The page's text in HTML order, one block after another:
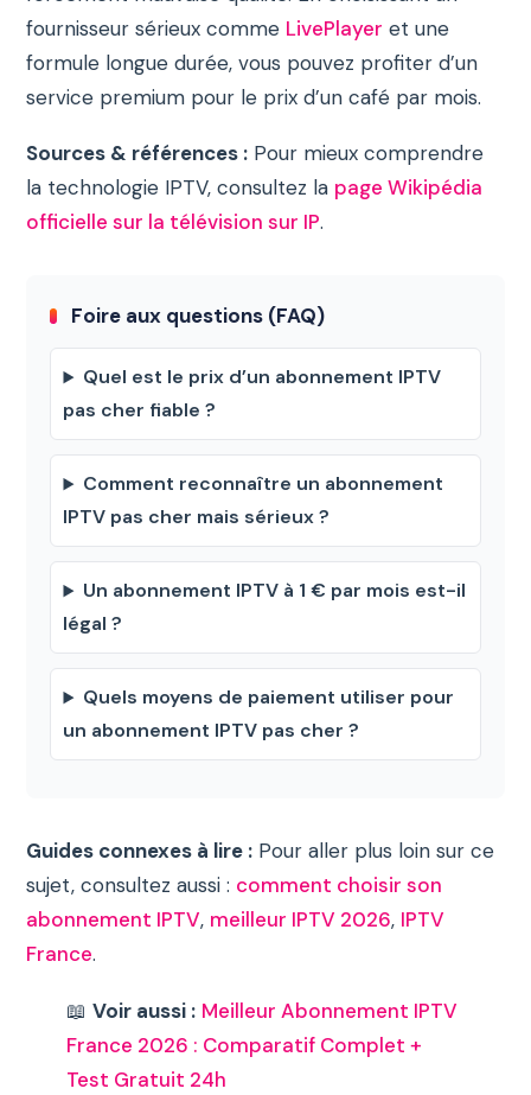
fournisseur sérieux comme LivePlayer et une
formule longue durée, vous pouvez profiter d’un
service premium pour le prix d’un café par mois.
Sources & références : Pour mieux comprendre
la technologie IPTV, consultez la page Wikipédia
officielle sur la télévision sur IP.
Foire aux questions (FAQ)
Quel est le prix d’un abonnement IPTV
pas cher fiable ?
Comment reconnaître un abonnement
IPTV pas cher mais sérieux ?
Un abonnement IPTV à 1 € par mois est-il
légal ?
Quels moyens de paiement utiliser pour
un abonnement IPTV pas cher ?
Guides connexes à lire : Pour aller plus loin sur ce
sujet, consultez aussi : comment choisir son
abonnement IPTV, meilleur IPTV 2026, IPTV
France.
📖Voir aussi : Meilleur Abonnement IPTV
France 2026 : Comparatif Complet +
Test Gratuit 24h